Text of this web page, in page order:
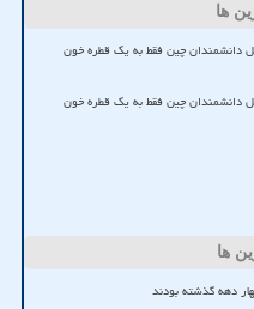
ها
قابل حمل دانشمندان چین فقط به یک قطره خون
قابل حمل دانشمندان چین فقط به یک قطره خون
ها
دهه گذشته بودند